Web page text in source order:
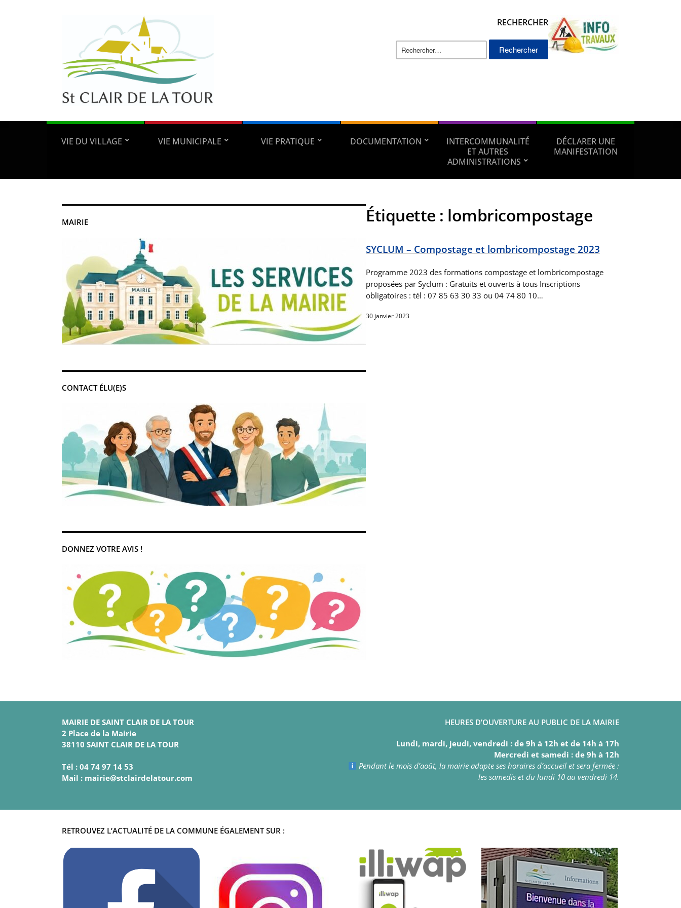
RECHERCHER
Rechercher :
VIE DU VILLAGE VIE MUNICIPALE VIE PRATIQUE DOCUMENTATION
INTERCOMMUNALITÉ
ET AUTRES
ADMINISTRATIONS
DÉCLARER UNE
MANIFESTATION
MAIRIE
CONTACT ÉLU(E)S
DONNEZ VOTRE AVIS !
Étiquette : lombricompostage
SYCLUM – Compostage et lombricompostage 2023
Programme 2023 des formations compostage et lombricompostage
proposées par Syclum : Gratuits et ouverts à tous Inscriptions
obligatoires : tél : 07 85 63 30 33 ou 04 74 80 10…
30 janvier 2023
MAIRIE DE SAINT CLAIR DE LA TOUR
2 Place de la Mairie
38110 SAINT CLAIR DE LA TOUR
Tél : 04 74 97 14 53
Mail : mairie@stclairdelatour.com
HEURES D’OUVERTURE AU PUBLIC DE LA MAIRIE
Lundi, mardi, jeudi, vendredi : de 9h à 12h et de 14h à 17h
Mercredi et samedi : de 9h à 12h
Pendant le mois d’août, la mairie adapte ses horaires d’accueil et sera fermée :
les samedis et du lundi 10 au vendredi 14.
RETROUVEZ L’ACTUALITÉ DE LA COMMUNE ÉGALEMENT SUR :